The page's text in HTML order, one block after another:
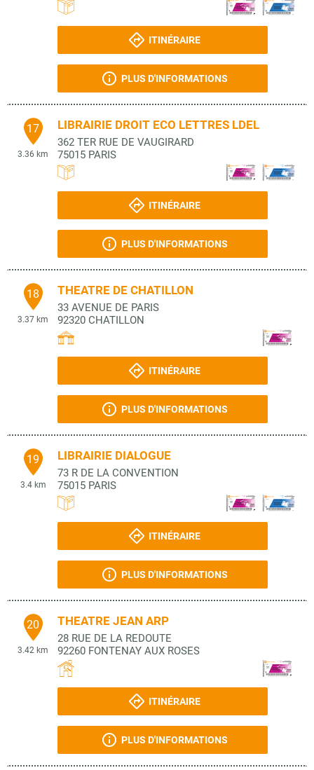
ITINÉRAIRE
PLUS D'INFORMATIONS
17
3.36 km
LIBRAIRIE DROIT ECO LETTRES LDEL
362 TER RUE DE VAUGIRARD
75015 PARIS
ITINÉRAIRE
PLUS D'INFORMATIONS
18
3.37 km
THEATRE DE CHATILLON
33 AVENUE DE PARIS
92320 CHATILLON
ITINÉRAIRE
PLUS D'INFORMATIONS
19
3.4 km
LIBRAIRIE DIALOGUE
73 R DE LA CONVENTION
75015 PARIS
ITINÉRAIRE
PLUS D'INFORMATIONS
20
3.42 km
THEATRE JEAN ARP
28 RUE DE LA REDOUTE
92260 FONTENAY AUX ROSES
ITINÉRAIRE
PLUS D'INFORMATIONS